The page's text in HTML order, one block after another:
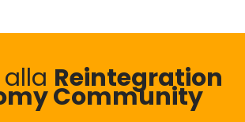
Reintegration
Community